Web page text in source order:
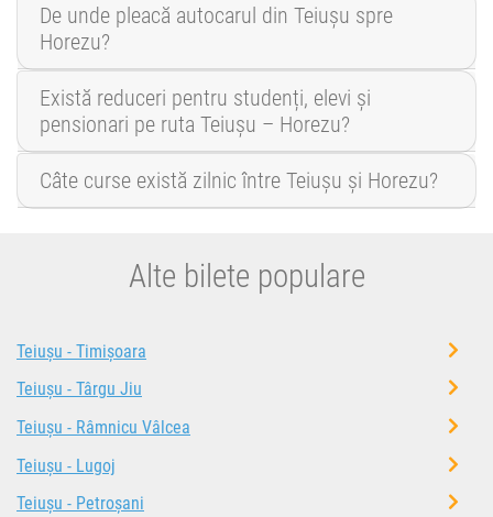
De unde pleacă autocarul din Teiușu spre
Horezu?
Există reduceri pentru studenți, elevi și
pensionari pe ruta Teiușu – Horezu?
Câte curse există zilnic între Teiușu și Horezu?
Alte bilete populare
Teiușu - Timișoara
Teiușu - Târgu Jiu
Teiușu - Râmnicu Vâlcea
Teiușu - Lugoj
Teiușu - Petroșani